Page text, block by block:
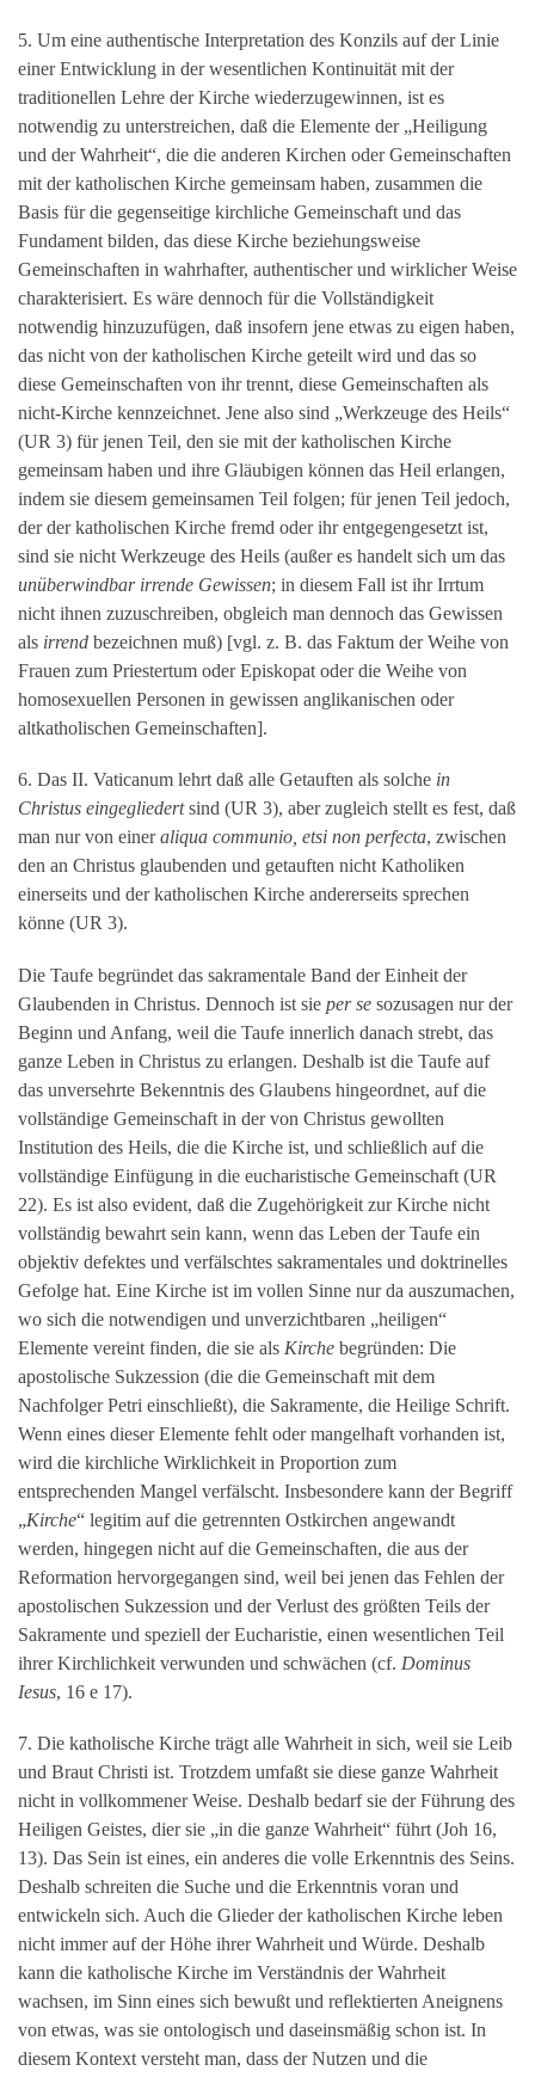
5. Um eine authentische Interpretation des Konzils auf der Linie
einer Entwicklung in der wesentlichen Kontinuität mit der
traditionellen Lehre der Kirche wiederzugewinnen, ist es
notwendig zu unterstreichen, daß die Elemente der „Heiligung
und der Wahrheit“, die die anderen Kirchen oder Gemeinschaften
mit der katholischen Kirche gemeinsam haben, zusammen die
Basis für die gegenseitige kirchliche Gemeinschaft und das
Fundament bilden, das diese Kirche beziehungsweise
Gemeinschaften in wahrhafter, authentischer und wirklicher Weise
charakterisiert. Es wäre dennoch für die Vollständigkeit
notwendig hinzuzufügen, daß insofern jene etwas zu eigen haben,
das nicht von der katholischen Kirche geteilt wird und das so
diese Gemeinschaften von ihr trennt, diese Gemeinschaften als
nicht-Kirche kennzeichnet. Jene also sind „Werkzeuge des Heils“
(UR 3) für jenen Teil, den sie mit der katholischen Kirche
gemeinsam haben und ihre Gläubigen können das Heil erlangen,
indem sie diesem gemeinsamen Teil folgen; für jenen Teil jedoch,
der der katholischen Kirche fremd oder ihr entgegengesetzt ist,
sind sie nicht Werkzeuge des Heils (außer es handelt sich um das
unüberwindbar irrende Gewissen; in diesem Fall ist ihr Irrtum
nicht ihnen zuzuschreiben, obgleich man dennoch das Gewissen
als irrend bezeichnen muß) [vgl. z. B. das Faktum der Weihe von
Frauen zum Priestertum oder Episkopat oder die Weihe von
homosexuellen Personen in gewissen anglikanischen oder
altkatholischen Gemeinschaften].
6. Das II. Vaticanum lehrt daß alle Getauften als solche in
Christus eingegliedertsind (UR 3), aber zugleich stellt es fest, daß
man nur von eineraliqua communio, etsi non perfecta, zwischen
den an Christus glaubenden und getauften nicht Katholiken
einerseits und der katholischen Kirche andererseits sprechen
könne (UR 3).
Die Taufe begründet das sakramentale Band der Einheit der
Glaubenden in Christus. Dennoch ist sie per se sozusagen nur der
Beginn und Anfang, weil die Taufe innerlich danach strebt, das
ganze Leben in Christus zu erlangen. Deshalb ist die Taufe auf
das unversehrte Bekenntnis des Glaubens hingeordnet, auf die
vollständige Gemeinschaft in der von Christus gewollten
Institution des Heils, die die Kirche ist, und schließlich auf die
vollständige Einfügung in die eucharistische Gemeinschaft (UR
22). Es ist also evident, daß die Zugehörigkeit zur Kirche nicht
vollständig bewahrt sein kann, wenn das Leben der Taufe ein
objektiv defektes und verfälschtes sakramentales und doktrinelles
Gefolge hat. Eine Kirche ist im vollen Sinne nur da auszumachen,
wo sich die notwendigen und unverzichtbaren „heiligen“
Elemente vereint finden, die sie als Kirche begründen: Die
apostolische Sukzession (die die Gemeinschaft mit dem
Nachfolger Petri einschließt), die Sakramente, die Heilige Schrift.
Wenn eines dieser Elemente fehlt oder mangelhaft vorhanden ist,
wird die kirchliche Wirklichkeit in Proportion zum
entsprechenden Mangel verfälscht. Insbesondere kann der Begriff
„Kirche“ legitim auf die getrennten Ostkirchen angewandt
werden, hingegen nicht auf die Gemeinschaften, die aus der
Reformation hervorgegangen sind, weil bei jenen das Fehlen der
apostolischen Sukzession und der Verlust des größten Teils der
Sakramente und speziell der Eucharistie, einen wesentlichen Teil
ihrer Kirchlichkeit verwunden und schwächen (cf. Dominus
Iesus, 16 e 17).
7. Die katholische Kirche trägt alle Wahrheit in sich, weil sie Leib
und Braut Christi ist. Trotzdem umfaßt sie diese ganze Wahrheit
nicht in vollkommener Weise. Deshalb bedarf sie der Führung des
Heiligen Geistes, dier sie „in die ganze Wahrheit“ führt (Joh 16,
13). Das Sein ist eines, ein anderes die volle Erkenntnis des Seins.
Deshalb schreiten die Suche und die Erkenntnis voran und
entwickeln sich. Auch die Glieder der katholischen Kirche leben
nicht immer auf der Höhe ihrer Wahrheit und Würde. Deshalb
kann die katholische Kirche im Verständnis der Wahrheit
wachsen, im Sinn eines sich bewußt und reflektierten Aneignens
von etwas, was sie ontologisch und daseinsmäßig schon ist. In
diesem Kontext versteht man, dass der Nutzen und die